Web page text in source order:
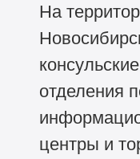
На
отделения
центры и